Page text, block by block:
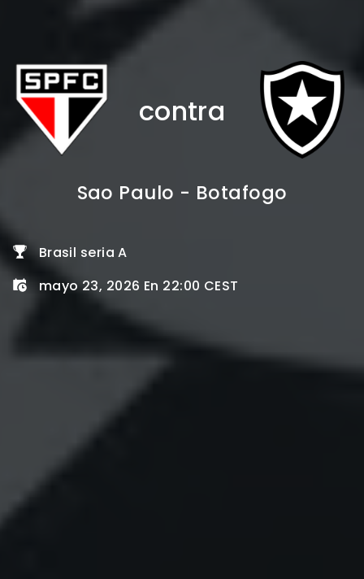
contra
Sao Paulo - Botafogo
Brasil seria A
mayo 23, 2026 En 22:00 CEST